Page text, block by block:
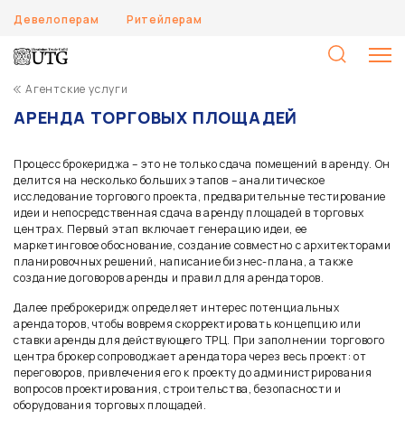
Девелоперам Ритейлерам
Агентские услуги
АРЕНДА ТОРГОВЫХ ПЛОЩАДЕЙ
Процесс брокериджа – это не только сдача помещений в аренду. Он
делится на несколько больших этапов – аналитическое
исследование торгового проекта, предварительные тестирование
идеи и непосредственная сдача в аренду площадей в торговых
центрах. Первый этап включает генерацию идеи, ее
маркетинговое обоснование, создание совместно с архитекторами
планировочных решений, написание бизнес-плана, а также
создание договоров аренды и правил для арендаторов.
Далее преброкеридж определяет интерес потенциальных
арендаторов, чтобы вовремя скорректировать концепцию или
ставки аренды для действующего ТРЦ. При заполнении торгового
центра брокер сопроводжает арендатора через весь проект: от
переговоров, привлечения его к проекту до администрирования
вопросов проектирования, строительства, безопасности и
оборудования торговых площадей.